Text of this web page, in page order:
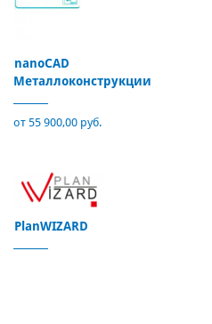
nanoCAD
Металлоконструкции
от 55 900,00 руб.
PlanWIZARD